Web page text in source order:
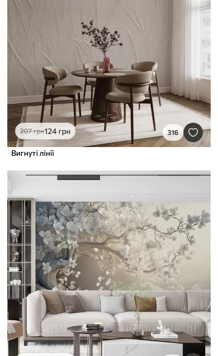
207грн124 грн 316
Вигнуті лінії